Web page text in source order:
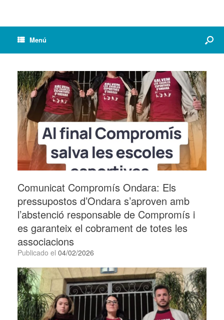
Menú
Comunicat Compromís Ondara: Els
pressupostos d’Ondara s’aproven amb
l’abstenció responsable de Compromís i
es garanteix el cobrament de totes les
associacions
Publicado el 04/02/2026